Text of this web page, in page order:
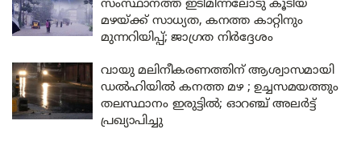
സംസ്ഥാനത്ത് ഇടിമിന്നലോടു കൂടിയ
മഴയ്ക്ക് സാധ്യത, കനത്ത കാറ്റിനും
മുന്നറിയിപ്പ്; ജാഗ്രത നിർദ്ദേശം
വായു മലിനീകരണത്തിന് ആശ്വാസമായി
ഡൽഹിയിൽ കനത്ത മഴ ; ഉച്ചസമയത്തും
തലസ്ഥാനം ഇരുട്ടിൽ; ഓറഞ്ച് അലർട്ട്
പ്രഖ്യാപിച്ചു